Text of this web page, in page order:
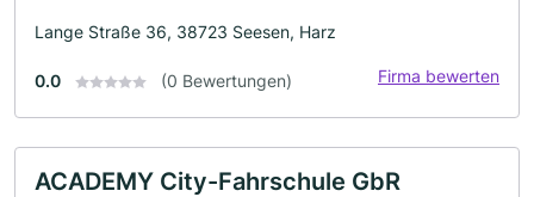
Lange Straße 36, 38723 Seesen, Harz
0.0 (0 Bewertungen) Firma bewerten
ACADEMY City-Fahrschule GbR